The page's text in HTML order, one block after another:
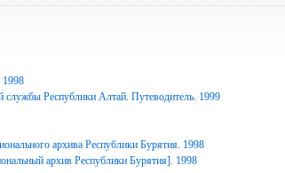
1998
службы Республики Алтай. Путеводитель. 1999
архива Республики Бурятия. 1998
архив Республики Бурятия]. 1998